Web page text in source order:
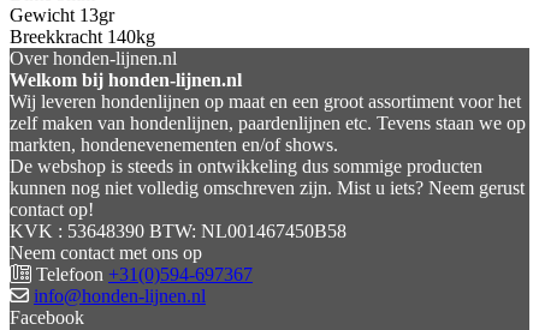
Gewicht 13gr
Breekkracht 140kg
Over honden-lijnen.nl
Welkom bij honden-lijnen.nl
Wij leveren hondenlijnen op maat en een groot assortiment voor het
zelf maken van hondenlijnen, paardenlijnen etc. Tevens staan we op
markten, hondenevenementen en/of shows.
De webshop is steeds in ontwikkeling dus sommige producten
kunnen nog niet volledig omschreven zijn. Mist u iets? Neem gerust
contact op!
KVK : 53648390 BTW: NL001467450B58
Neem contact met ons op
Telefoon +31(0)594-697367
info@honden-lijnen.nl
Facebook